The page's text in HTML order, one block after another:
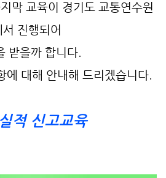
막 교육이 경기도 교통연수원
서 진행되어
받을까 합니다.
에 대해 안내해 드리겠습니다.
적 신고교육